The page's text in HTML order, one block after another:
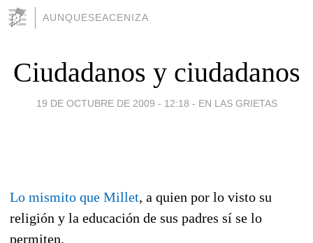
AUNQUESEACENIZA
Ciudadanos y ciudadanos
19 DE OCTUBRE DE 2009 - 12:18 - EN LAS GRIETAS
Lo mismito que Millet, a quien por lo visto su
religión y la educación de sus padres sí se lo
permiten.